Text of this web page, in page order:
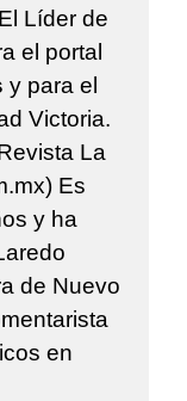
Líder de
el portal
y para el
Victoria.
La
Es
y ha
de Nuevo
en